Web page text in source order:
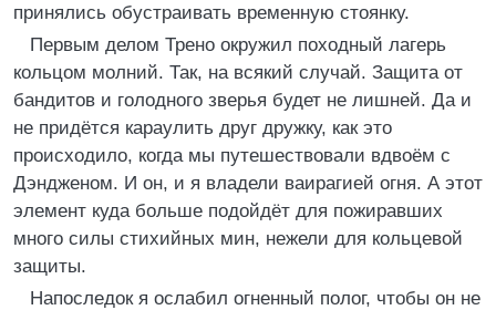
принялись обустраивать временную стоянку.
Первым делом Трено окружил походный лагерь
кольцом молний. Так, на всякий случай. Защита от
бандитов и голодного зверья будет не лишней. Да и
не придётся караулить друг дружку, как это
происходило, когда мы путешествовали вдвоём с
Дэндженом. И он, и я владели ваирагией огня. А этот
элемент куда больше подойдёт для пожиравших
много силы стихийных мин, нежели для кольцевой
защиты.
Напоследок я ослабил огненный полог, чтобы он не